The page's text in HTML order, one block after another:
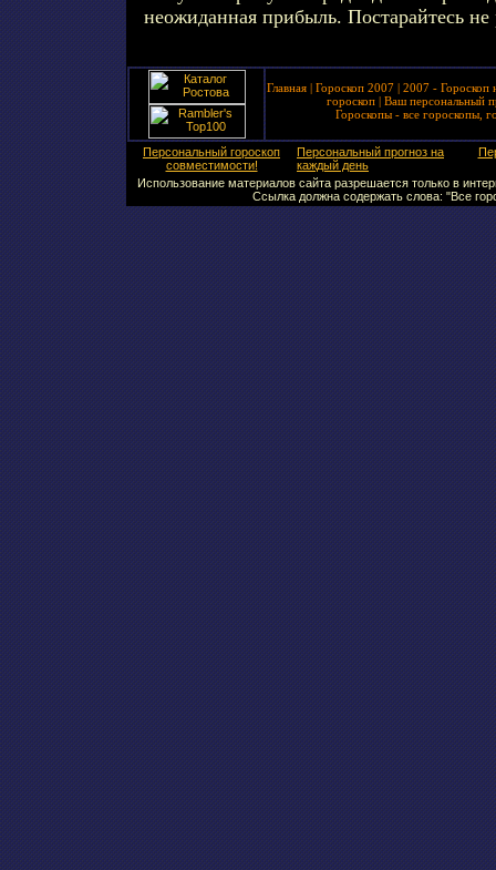
неожиданная прибыль. Постарайтесь не
Главная | Гороскоп 2007 | 2007 - Гороскоп
гороскоп| Ваш персональный
Гороскопы - все гороскопы,
Персональный гороскоп
совместимости!
Персональный прогноз на
каждый день
Использование материалов сайта разрешается только в
Ссылка должна содержать слова: "Все